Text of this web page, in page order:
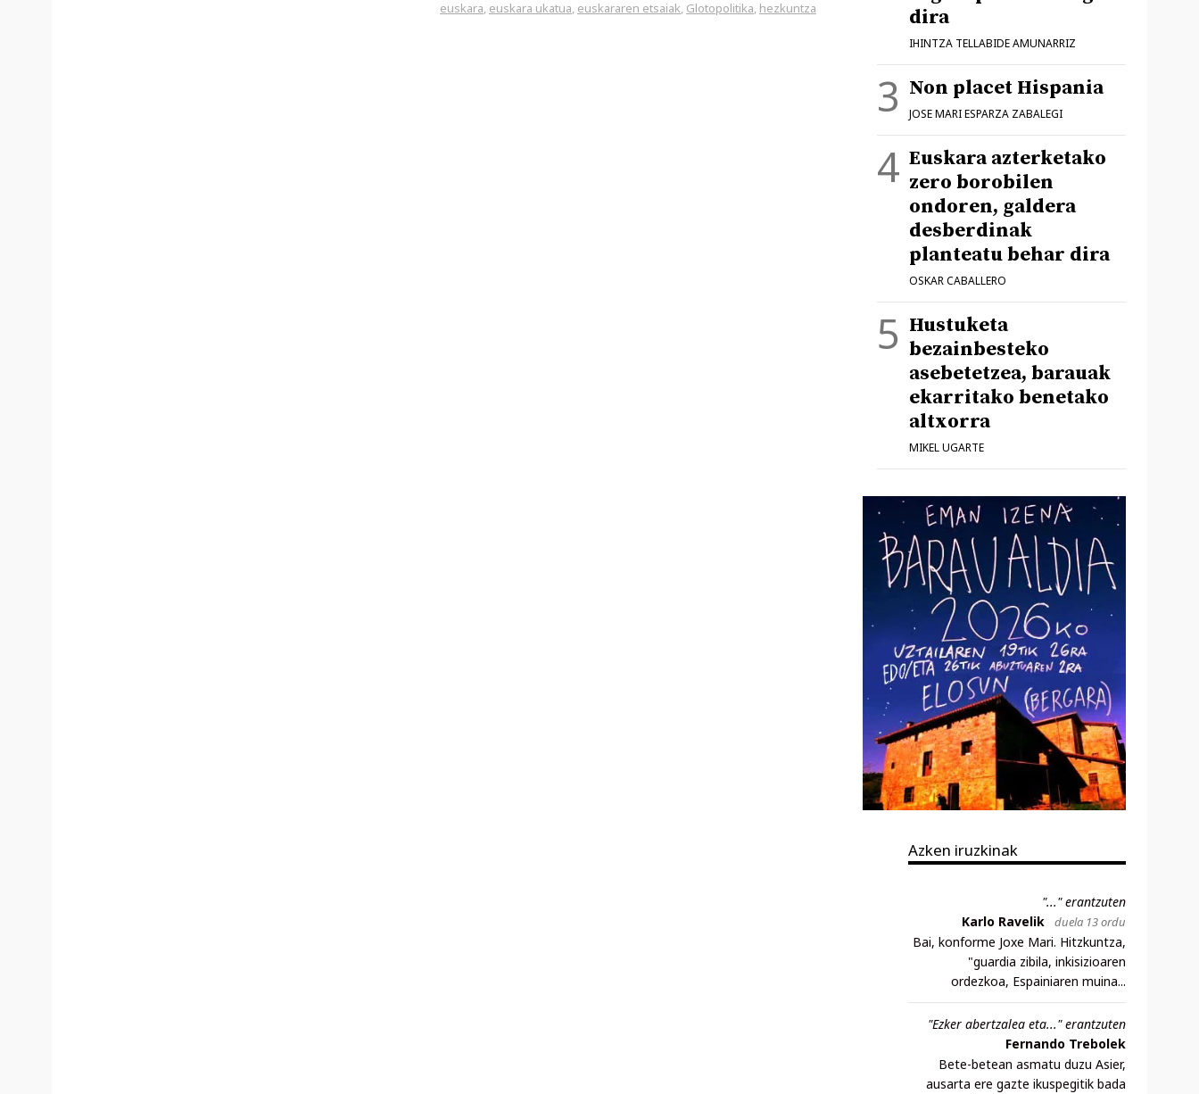
euskara, euskara ukatua, euskararen etsaiak, Glotopolitika, hezkuntza
dira
IHINTZA TELLABIDE AMUNARRIZ
Non placet Hispania
JOSE MARI ESPARZA ZABALEGI
Euskara azterketako
zero borobilen
ondoren, galdera
desberdinak
planteatu behar dira
OSKAR CABALLERO
Hustuketa
bezainbesteko
asebetetzea, barauak
ekarritako benetako
altxorra
MIKEL UGARTE
Azken iruzkinak
"..." erantzuten
Karlo Ravelik
duela 13 ordu
Bai, konforme Joxe Mari. Hitzkuntza,
"guardia zibila, inkisizioaren
ordezkoa, Espainiaren muina...
"Ezker abertzalea eta..." erantzuten
Fernando Trebolek
Bete-betean asmatu duzu Asier,
ausarta ere gazte ikuspegitik bada